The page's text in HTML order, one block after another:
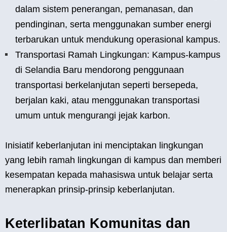
dalam sistem penerangan, pemanasan, dan
pendinginan, serta menggunakan sumber energi
terbarukan untuk mendukung operasional kampus.
Transportasi Ramah Lingkungan: Kampus-kampus
di Selandia Baru mendorong penggunaan
transportasi berkelanjutan seperti bersepeda,
berjalan kaki, atau menggunakan transportasi
umum untuk mengurangi jejak karbon.
Inisiatif keberlanjutan ini menciptakan lingkungan
yang lebih ramah lingkungan di kampus dan memberi
kesempatan kepada mahasiswa untuk belajar serta
menerapkan prinsip-prinsip keberlanjutan.
Keterlibatan Komunitas dan